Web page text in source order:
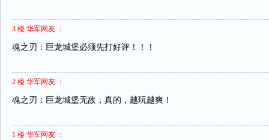
3 楼 华军网友 ：
魂之刃：巨龙城堡必须先打好评！！！
2 楼 华军网友 ：
魂之刃：巨龙城堡无敌，真的，越玩越爽！
1 楼 华军网友 ：